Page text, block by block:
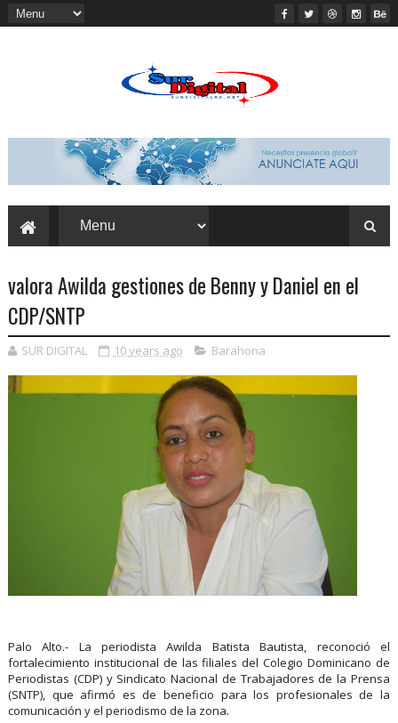
valora Awilda gestiones de Benny y Daniel en el
CDP/SNTP
SUR DIGITAL 10 years ago Barahona
Palo Alto.- La periodista Awilda Batista Bautista, reconoció el
fortalecimiento institucional de las filiales del Colegio Dominicano de
Periodistas (CDP) y Sindicato Nacional de Trabajadores de la Prensa
(SNTP), que afirmó es de beneficio para los profesionales de la
comunicación y el periodismo de la zona.